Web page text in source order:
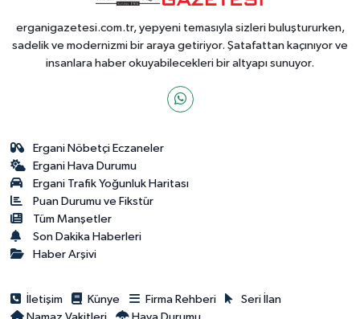
erganigazetesi.com.tr, yepyeni temasıyla sizleri buluştururken,
sadelik ve modernizmi bir araya getiriyor. Şatafattan kaçınıyor ve
insanlara haber okuyabilecekleri bir altyapı sunuyor.
Ergani Nöbetçi Eczaneler
Ergani Hava Durumu
Ergani Trafik Yoğunluk Haritası
Puan Durumu ve Fikstür
Tüm Manşetler
Son Dakika Haberleri
Haber Arşivi
İletişim Künye Firma Rehberi
Seri İlan
Namaz Vakitleri
Hava Durumu